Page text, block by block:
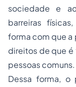
sociedade e
barreiras
forma com que
direitos de que
pessoas comuns.
Dessa forma, o